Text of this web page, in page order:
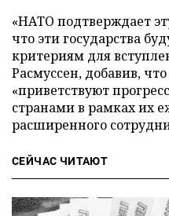
«НАТО подтверждает
что эти государства
критериям для
Расмуссен, добавив,
«приветствуют
странами в рамках их
расширенного
СЕЙЧАС ЧИТАЮТ